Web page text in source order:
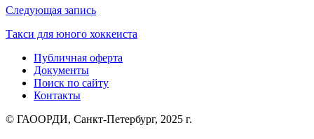
Следующая запись
Такси для юного хоккеиста
Публичная оферта
Документы
Поиск по сайту
Контакты
© ГАООРДИ, Санкт-Петербург, 2025 г.